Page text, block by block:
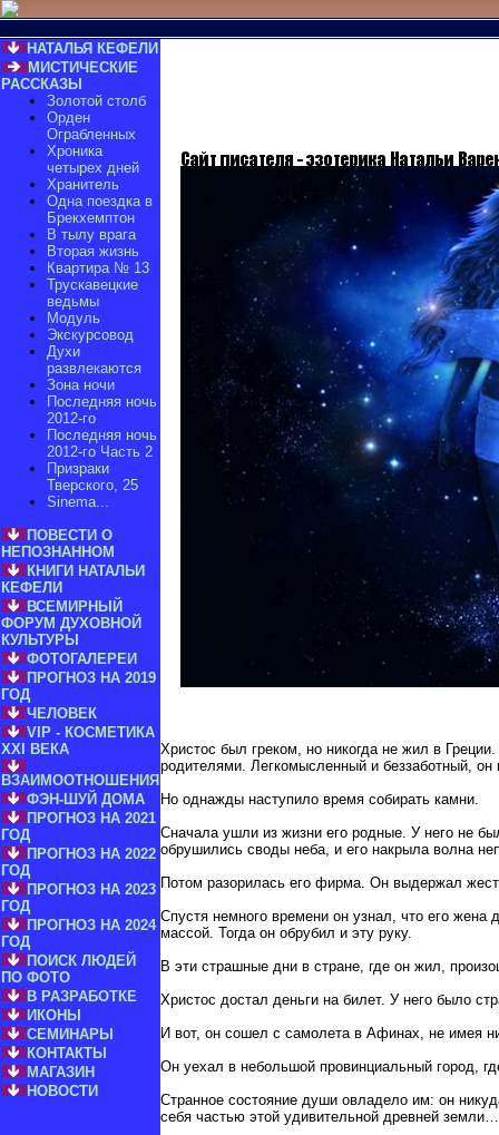
НАТАЛЬЯ КЕФЕЛИ
МИСТИЧЕСКИЕ
РАССКАЗЫ
Золотой столб
Орден
Ограбленных
Хроника
четырех дней
Хранитель
Одна поездка в
Брекхемптон
В тылу врага
Вторая жизнь
Квартира № 13
Трускавецкие
ведьмы
Модуль
Экскурсовод
Духи
развлекаются
Зона ночи
Последняя ночь
2012-го
Последняя ночь
2012-го Часть 2
Призраки
Тверского, 25
Sinema...
ПОВЕСТИ О
НЕПОЗНАННОМ
КНИГИ НАТАЛЬИ
КЕФЕЛИ
ВСЕМИРНЫЙ
ФОРУМ ДУХОВНОЙ
КУЛЬТУРЫ
ФОТОГАЛЕРЕИ
ПРОГНОЗ НА 2019
ГОД
ЧЕЛОВЕК
VIP - КОСМЕТИКА
XXI ВЕКА
ВЗАИМООТНОШЕНИЯ
ФЭН-ШУЙ ДОМА
ПРОГНОЗ НА 2021
ГОД
ПРОГНОЗ НА 2022
ГОД
ПРОГНОЗ НА 2023
ГОД
ПРОГНОЗ НА 2024
ГОД
ПОИСК ЛЮДЕЙ
ПО ФОТО
В РАЗРАБОТКЕ
ИКОНЫ
СЕМИНАРЫ
КОНТАКТЫ
МАГАЗИН
НОВОСТИ
Христос был греком, но никогда не жил в
родителями. Легкомысленный и беззаботный,
Но однажды наступило время собирать камни.
Сначала ушли из жизни его родные. У него не
обрушились своды неба, и его накрыла волна
Потом разорилась его фирма. Он выдержал
Спустя немного времени он узнал, что его жена
массой. Тогда он обрубил и эту руку.
В эти страшные дни в стране, где он жил,
Христос достал деньги на билет. У него было
И вот, он сошел с самолета в Афинах, не имея
Он уехал в небольшой провинциальный город,
Странное состояние души овладело им: он
себя частью этой удивительной древней земли…